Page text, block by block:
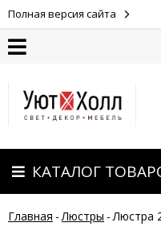
Полная версия сайта
Оплата
Доставка
Гарантия
КАТАЛОГ
Главная - Люстры - Люстра